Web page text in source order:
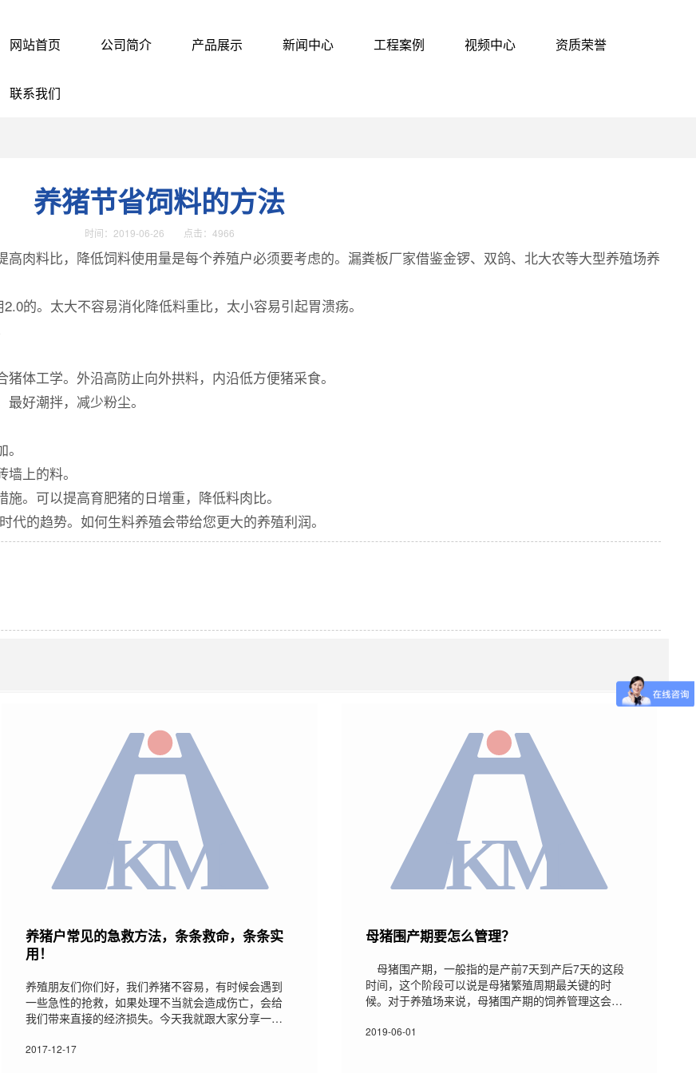
网站首页 公司简介 产品展示 新闻中心 工程案例 视频中心 资质荣誉
联系我们
养猪节省饲料的方法
时间：2019-06-26 点击：4966
肉料比，降低饲料使用量是每个养殖户必须要考虑的。漏粪板厂家借鉴金锣、双鸽、北大农等大型养殖场养
的。太大不容易消化降低料重比，太小容易引起胃溃疡。
体工学。外沿高防止向外拱料，内沿低方便猪采食。
好潮拌，减少粉尘。
上的料。
。可以提高育肥猪的日增重，降低料肉比。
的趋势。如何生料养殖会带给您更大的养殖利润。
养猪户常见的急救方法，条条救命，条条实
用！
养殖朋友们你们好，我们养猪不容易，有时候会遇到
一些急性的抢救，如果处理不当就会造成伤亡，会给
我们带来直接的经济损失。今天我就跟大家分享一
损失，如果你对文章感兴趣可以关注本人，会有更多
2017-12-17
母猪围产期要怎么管理？
母猪围产期，一般指的是产前7天到产后7天的这段
时间，这个阶段可以说是母猪繁殖周期最关键的时
候。对于养殖场来说，母猪围产期的饲养管理这会直
发挥出更好的生产性能以及培育出健康仔猪，那么就
2019-06-01